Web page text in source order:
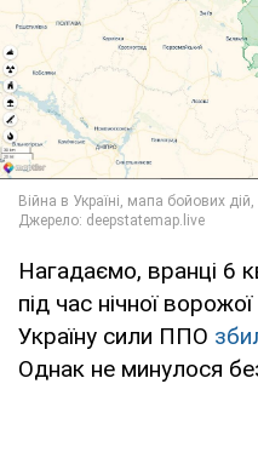
Нагадаємо, вранці 6
під час нічної
Україну сили ППО
Однак не минулося